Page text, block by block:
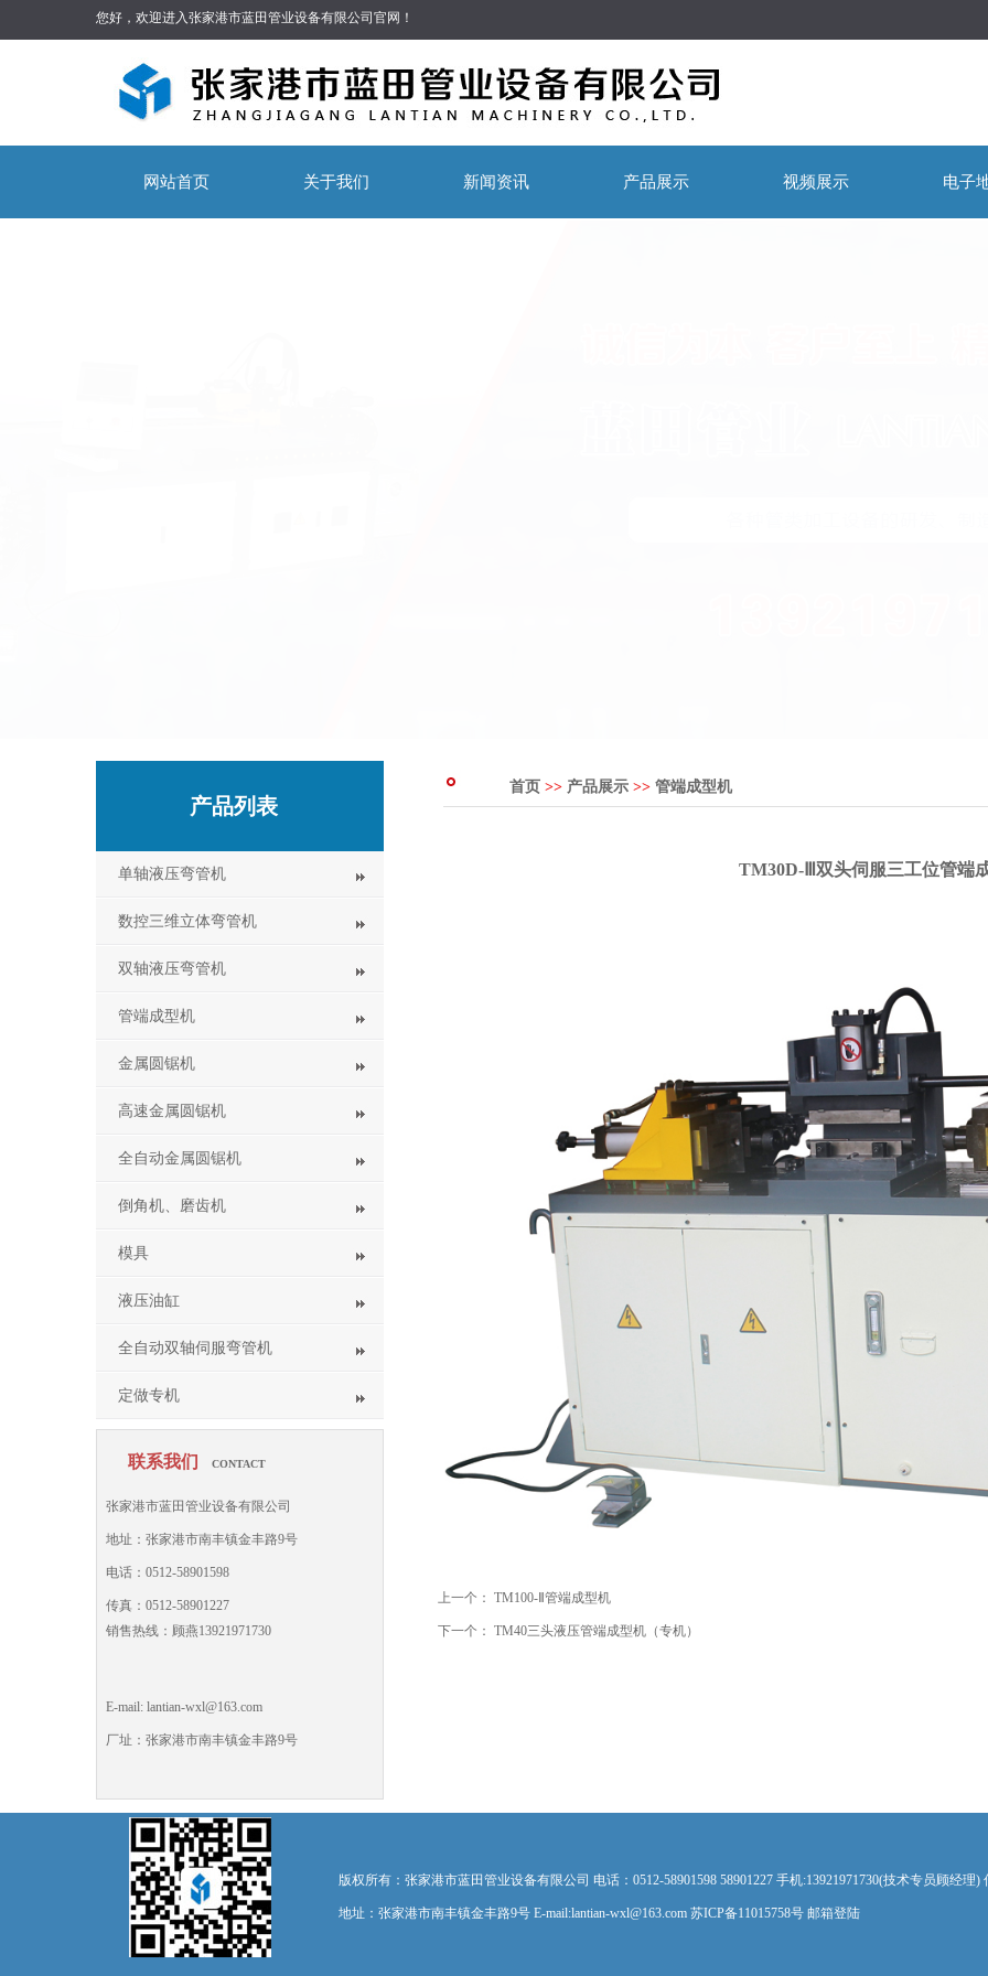
您好，欢迎进入张家港市蓝田管业设备有限公司官网！
网站首页 关于我们 新闻资讯 产品展示 视频展示 电子
产品列表
单轴液压弯管机
数控三维立体弯管机
双轴液压弯管机
管端成型机
金属圆锯机
高速金属圆锯机
全自动金属圆锯机
倒角机、磨齿机
模具
液压油缸
全自动双轴伺服弯管机
定做专机
联系我们 CONTACT
张家港市蓝田管业设备有限公司
地址：张家港市南丰镇金丰路9号
电话：0512-58901598
传真：0512-58901227
销售热线：顾燕13921971730
E-mail: lantian-wxl@163.com
厂址：张家港市南丰镇金丰路9号
首页 >> 产品展示 >> 管端成型机
TM30D-Ⅲ双头伺服三工位管端
上一个： TM100-Ⅱ管端成型机
下一个： TM40三头液压管端成型机（专机）
版权所有：张家港市蓝田管业设备有限公司 电话：0512-58901598 58901227 手机:13921971730(技术专员顾经理)
地址：张家港市南丰镇金丰路9号 E-mail:lantian-wxl@163.com 苏ICP备11015758号 邮箱登陆